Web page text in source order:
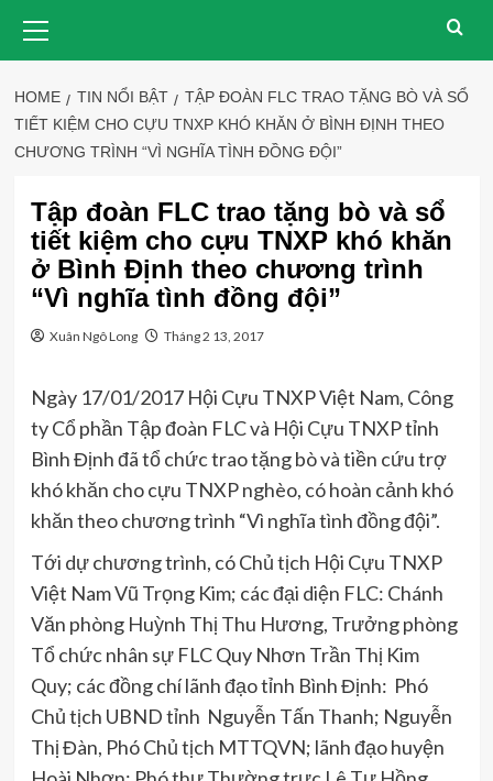
content
Menu
HOME TIN NỔI BẬT
TẬP ĐOÀN FLC TRAO TẶNG BÒ VÀ SỔ
TIẾT KIỆM CHO CỰU TNXP KHÓ KHĂN Ở BÌNH ĐỊNH THEO
CHƯƠNG TRÌNH “VÌ NGHĨA TÌNH ĐỒNG ĐỘI”
Tập đoàn FLC trao tặng bò và sổ
tiết kiệm cho cựu TNXP khó khăn
ở Bình Định theo chương trình
“Vì nghĩa tình đồng đội”
Xuân Ngô Long Tháng 2 13, 2017
Ngày 17/01/2017 Hội Cựu TNXP Việt Nam, Công
ty Cổ phần Tập đoàn FLC và Hội Cựu TNXP tỉnh
Bình Định đã tổ chức trao tặng bò và tiền cứu trợ
khó khăn cho cựu TNXP nghèo, có hoàn cảnh khó
khăn theo chương trình “Vì nghĩa tình đồng đội”.
Tới dự chương trình, có Chủ tịch Hội Cựu TNXP
Việt Nam Vũ Trọng Kim; các đại diện FLC: Chánh
Văn phòng Huỳnh Thị Thu Hương, Trưởng phòng
Tổ chức nhân sự FLC Quy Nhơn Trần Thị Kim
Quy; các đồng chí lãnh đạo tỉnh Bình Định: Phó
Chủ tịch UBND tỉnh Nguyễn Tấn Thanh; Nguyễn
Thị Đàn, Phó Chủ tịch MTTQVN; lãnh đạo huyện